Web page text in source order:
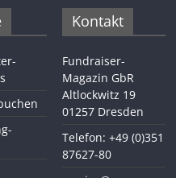
Kontakt
Fundraiser-
Magazin GbR
Altlockwitz 19
01257 Dresden
Telefon: +49 (0)351
87627-80